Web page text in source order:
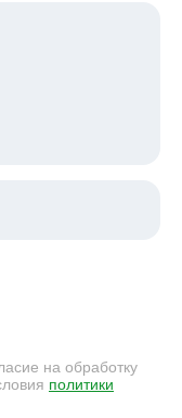
на обработку
политики